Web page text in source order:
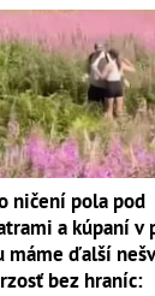
ničení pola pod
a kúpaní v
máme ďalší
bez hraníc: